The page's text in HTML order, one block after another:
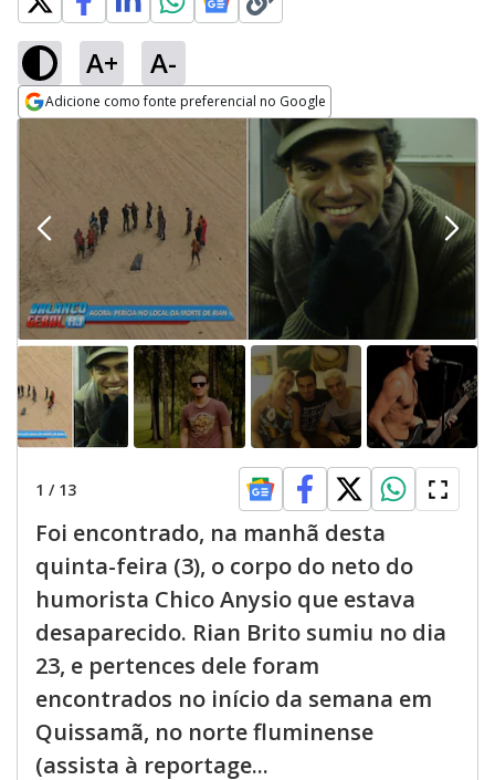
A+ A-
Adicione como fonte preferencial no Google
1 / 13
Foi encontrado, na manhã desta
quinta-feira (3), o corpo do neto do
humorista Chico Anysio que estava
desaparecido. Rian Brito sumiu no dia
23, e pertences dele foram
encontrados no início da semana em
Quissamã, no norte fluminense
(assista à reportage...